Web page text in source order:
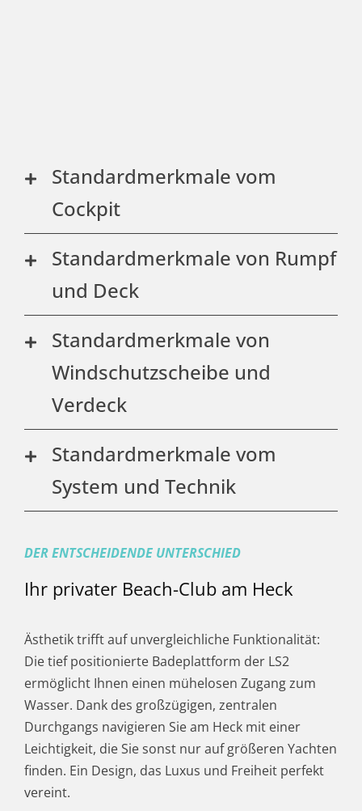
Standardmerkmale vom
Cockpit
Standardmerkmale von Rumpf
und Deck
Standardmerkmale von
Windschutzscheibe und
Verdeck
Standardmerkmale vom
System und Technik
DER ENTSCHEIDENDE UNTERSCHIED
Ihr privater Beach-Club am Heck
Ästhetik trifft auf unvergleichliche Funktionalität:
Die tief positionierte Badeplattform der LS2
ermöglicht Ihnen einen mühelosen Zugang zum
Wasser. Dank des großzügigen, zentralen
Durchgangs navigieren Sie am Heck mit einer
Leichtigkeit, die Sie sonst nur auf größeren Yachten
finden. Ein Design, das Luxus und Freiheit perfekt
vereint.